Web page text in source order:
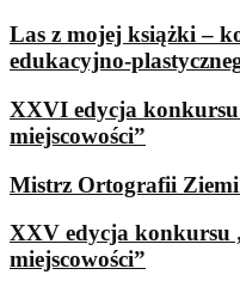
Las z mojej książki –
edukacyjno-
XXVI edycja
miejscowości”
Mistrz Ortografii
XXV edycja konkursu
miejscowości”